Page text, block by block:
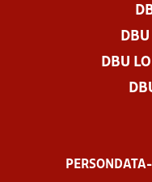
DBU